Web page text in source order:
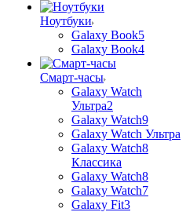
Ноутбуки
Galaxy Book5
Galaxy Book4
Смарт-часы
Galaxy Watch
Ультра2
Galaxy Watch9
Galaxy Watch Ультра
Galaxy Watch8
Классика
Galaxy Watch8
Galaxy Watch7
Galaxy Fit3